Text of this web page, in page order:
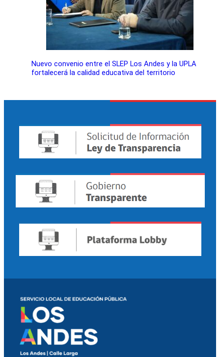
Nuevo convenio entre el SLEP Los Andes y la UPLA
fortalecerá la calidad educativa del territorio